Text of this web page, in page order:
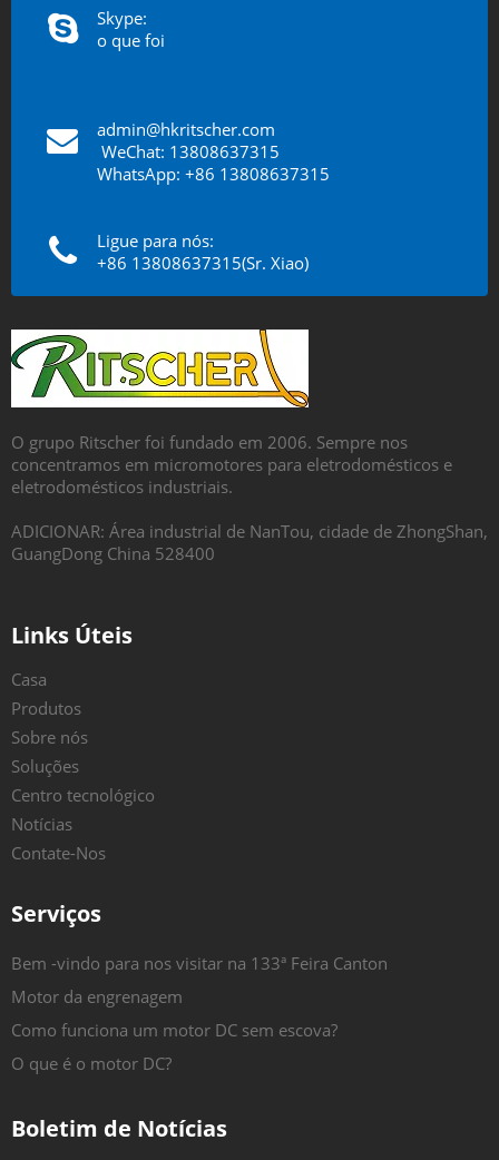
Skype:
o que foi
admin@hkritscher.com
WeChat: 13808637315
WhatsApp: +86 13808637315
Ligue para nós:
+86 13808637315(Sr. Xiao)
O grupo Ritscher foi fundado em 2006. Sempre nos
concentramos em micromotores para eletrodomésticos e
eletrodomésticos industriais.
ADICIONAR: Área industrial de NanTou, cidade de ZhongShan,
GuangDong China 528400
Links Úteis
Casa
Produtos
Sobre nós
Soluções
Centro tecnológico
Notícias
Contate-Nos
Serviços
Bem -vindo para nos visitar na 133ª Feira Canton
Motor da engrenagem
Como funciona um motor DC sem escova?
O que é o motor DC?
Boletim de Notícias